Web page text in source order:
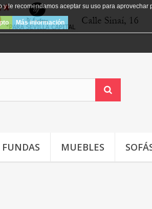
le recomendamos aceptar su uso para aprovechar
Más información
FUNDAS MUEBLES